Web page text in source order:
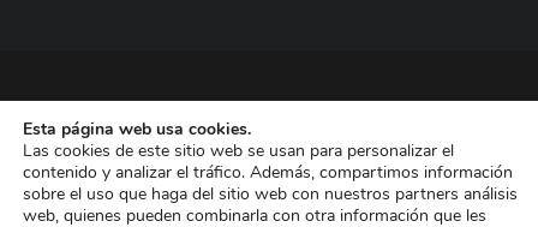
© 2016, Smith&Nephew, S.A. es un negocio mundial de
tecnología médica dedicada a mejorar la vida de las personas.
Nuestras divisiones de negocio ocupan las primeras posiciones
entre las empresas dedicadas a Reconstrucción Ortopédica,
Esta página web usa cookies.
Las cookies de este sitio web se usan para personalizar el
contenido y analizar el tráfico. Además, compartimos información
sobre el uso que haga del sitio web con nuestros partners análisis
web, quienes pueden combinarla con otra información que les